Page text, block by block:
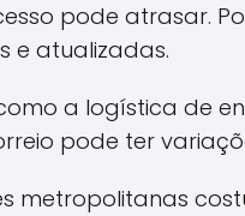
pode atrasar.
e atualizadas.
a logística de
pode ter
metropolitanas